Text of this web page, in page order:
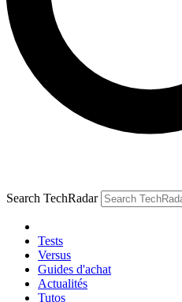
Search TechRadar
Tests
Versus
Guides d'achat
Actualités
Tutos